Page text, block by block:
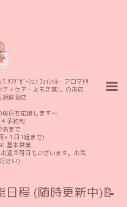
ﾘﾗｸﾞｾﾞｰｼｮﾝ ﾌｪｲｼｬﾙ・アロマﾄﾘ
ィケア・よもぎ蒸し のお店
取扱店
日を応援します〜
予約制
名まで
×１日1組まで)
基本営業
迎え可日もございます。お気
さい)
程 (随時更新中)📝